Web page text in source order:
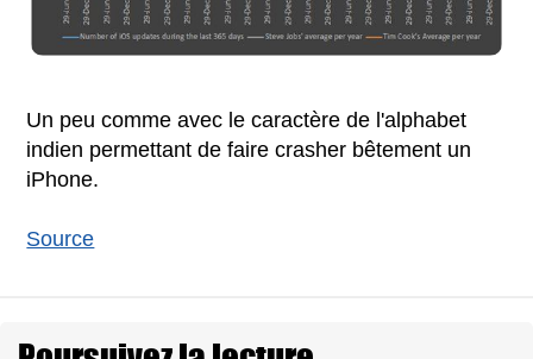
Un peu comme avec le caractère de l'alphabet
indien permettant de faire crasher bêtement un
iPhone.
Source